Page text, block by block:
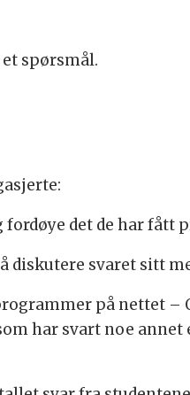
spørsmål.
det de har fått
diskutere svaret sitt
på nettet –
har svart noe annet